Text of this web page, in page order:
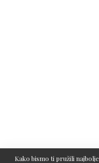
Kako bismo ti pružili